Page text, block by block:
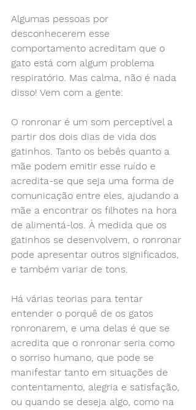
Algumas pessoas por
desconhecerem esse
comportamento acreditam que o
gato está com algum problema
respiratório. Mas calma, não é nada
disso! Vem com a gente:
O ronronar é um som perceptível a
partir dos dois dias de vida dos
gatinhos. Tanto os bebês quanto a
mãe podem emitir esse ruído e
acredita-se que seja uma forma de
comunicação entre eles, ajudando a
mãe a encontrar os filhotes na hora
de alimentá-los. À medida que os
gatinhos se desenvolvem, o ronronar
pode apresentar outros significados,
e também variar de tons.
Há várias teorias para tentar
entender o porquê de os gatos
ronronarem, e uma delas é que se
acredita que o ronronar seria como
o sorriso humano, que pode se
manifestar tanto em situações de
contentamento, alegria e satisfação,
ou quando se deseja algo, como na